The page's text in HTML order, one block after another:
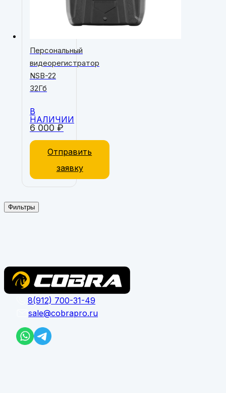
6 000 ₽
Персональный
видеорегистратор
NSB-22
32Гб
В
НАЛИЧИИ
Отправить
заявку
Фильтры
8(912) 700-31-49
sale@cobrapro.ru